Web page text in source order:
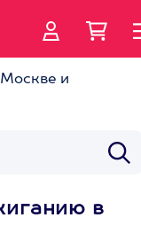
Москве и
в